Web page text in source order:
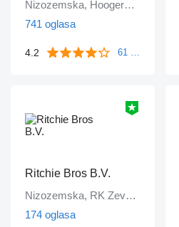
Nizozemska, Hoogerheide
741 oglasa
4.2 61 komentara
Ritchie Bros B.V.
Nizozemska, RK Zevenbergen
174 oglasa